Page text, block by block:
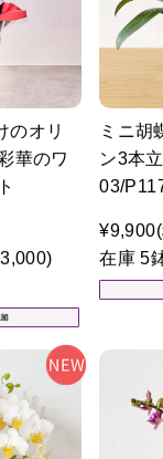
のオリ
華のワ
ミニ
ン3本
03/
¥9,900
在庫 5